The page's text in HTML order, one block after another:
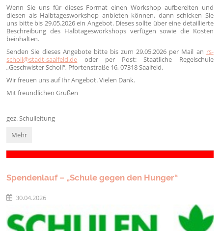
Wenn Sie uns für dieses Format einen Workshop aufbereiten und
diesen als Halbtagesworkshop anbieten können, dann schicken Sie
uns bitte bis 29.05.2026 ein Angebot. Dieses sollte über eine detaillierte
Beschreibung des Halbtagesworkshops verfügen sowie die Kosten
beinhalten.
Senden Sie dieses Angebote bitte bis zum 29.05.2026 per Mail an rs-
scholl@stadt-saalfeld.de oder per Post: Staatliche Regelschule
„Geschwister Scholl“, Pfortenstraße 16, 07318 Saalfeld.
Wir freuen uns auf Ihr Angebot. Vielen Dank.
Mit freundlichen Grüßen
gez. Schulleitung
Ausschreibung
"Stärkung
Klassengemeinschaft":
Mehr
Spendenlauf – „Schule gegen den Hunger“
30.04.2026